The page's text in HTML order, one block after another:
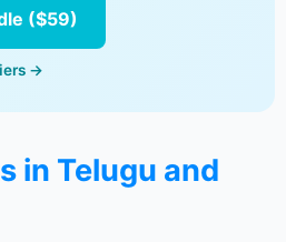
($59)
→
in Telugu and